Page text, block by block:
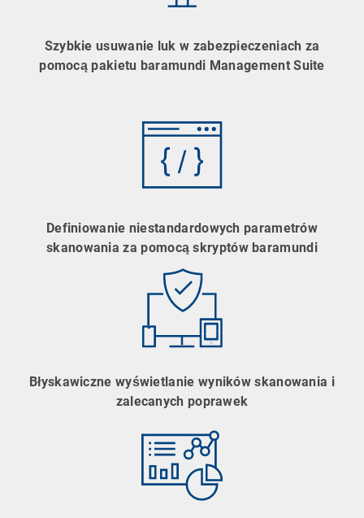
Szybkie usuwanie luk w zabezpieczeniach za
pomocą pakietu baramundi Management Suite
Definiowanie niestandardowych parametrów
skanowania za pomocą skryptów baramundi
Błyskawiczne wyświetlanie wyników skanowania i
zalecanych poprawek